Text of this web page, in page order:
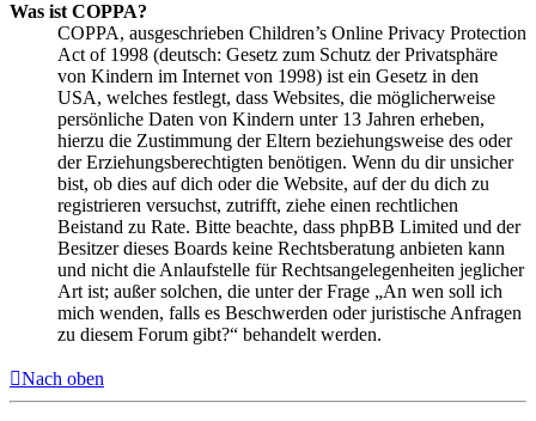
Was ist COPPA?
COPPA, ausgeschrieben Children’s Online Privacy Protection
Act of 1998 (deutsch: Gesetz zum Schutz der Privatsphäre
von Kindern im Internet von 1998) ist ein Gesetz in den
USA, welches festlegt, dass Websites, die möglicherweise
persönliche Daten von Kindern unter 13 Jahren erheben,
hierzu die Zustimmung der Eltern beziehungsweise des oder
der Erziehungsberechtigten benötigen. Wenn du dir unsicher
bist, ob dies auf dich oder die Website, auf der du dich zu
registrieren versuchst, zutrifft, ziehe einen rechtlichen
Beistand zu Rate. Bitte beachte, dass phpBB Limited und der
Besitzer dieses Boards keine Rechtsberatung anbieten kann
und nicht die Anlaufstelle für Rechtsangelegenheiten jeglicher
Art ist; außer solchen, die unter der Frage „An wen soll ich
mich wenden, falls es Beschwerden oder juristische Anfragen
zu diesem Forum gibt?“ behandelt werden.
Nach oben